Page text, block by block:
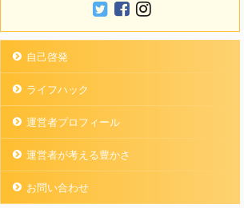
自己啓発
ライフハック
運営者プロフィール
運営者が考える豊かさ
お問い合わせ